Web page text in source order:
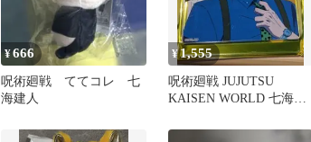
¥666
呪術廻戦 ててコレ 七
海建人
¥1,555
呪術廻戦 JUJUTSU
KAISEN WORLD 七海建